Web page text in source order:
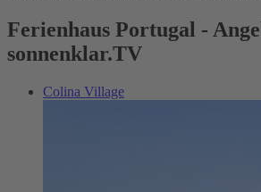
Ferienhaus Portugal -
sonnenklar.TV
Colina Village